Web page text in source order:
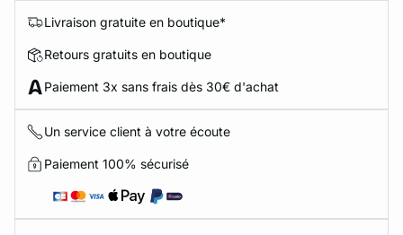
Livraison gratuite en boutique*
Retours gratuits en boutique
Paiement 3x sans frais dès 30€ d'achat
Un service client à votre écoute
Paiement 100% sécurisé